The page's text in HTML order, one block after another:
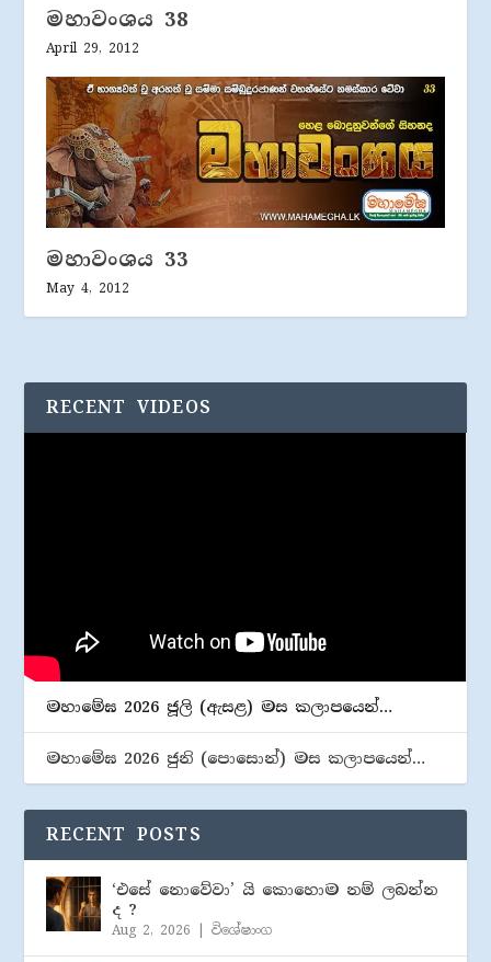
මහාවංශය 38
April 29, 2012
මහාවංශය 33
May 4, 2012
RECENT VIDEOS
මහාමේඝ 2026 ජූලි (​ඇසළ) මස කලාපයෙන්…
මහාමේඝ 2026 ජුනි (​පොසොන්) මස කලාපයෙන්…
RECENT POSTS
‘එසේ නොවේවා’ යි කොහොම නම් ලබන්න
ද ?
Aug 2, 2026 |විශේෂාංග